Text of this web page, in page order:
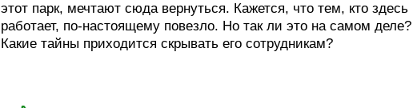
этот парк, мечтают сюда вернуться. Кажется, что тем, кто здесь
работает, по-настоящему повезло. Но так ли это на самом деле?
Какие тайны приходится скрывать его сотрудникам?